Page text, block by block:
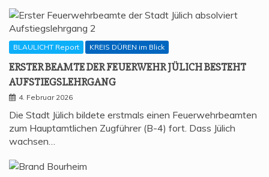
BLAULICHT Report KREIS DÜREN im Blick
ERS­TER BEAM­TE DER FEU­ER­WEHR JÜLICH BESTEHT
AUFSTIEGSLEHRGANG
4. Februar 2026
Die Stadt Jülich bildete erstmals einen Feuerwehrbeamten
zum Hauptamtlichen Zugführer (B-4) fort. Dass Jülich
wachsen…